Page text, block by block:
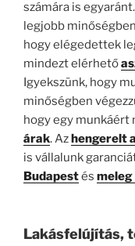
számára is
legjobb
hogy elégedettek
mindezt elérhető
Igyekszünk, hogy
minőségben
hogy egy munkáért
árak. Azhengerelt
is vállalunk
Budapestés
Lakásfelújítás,